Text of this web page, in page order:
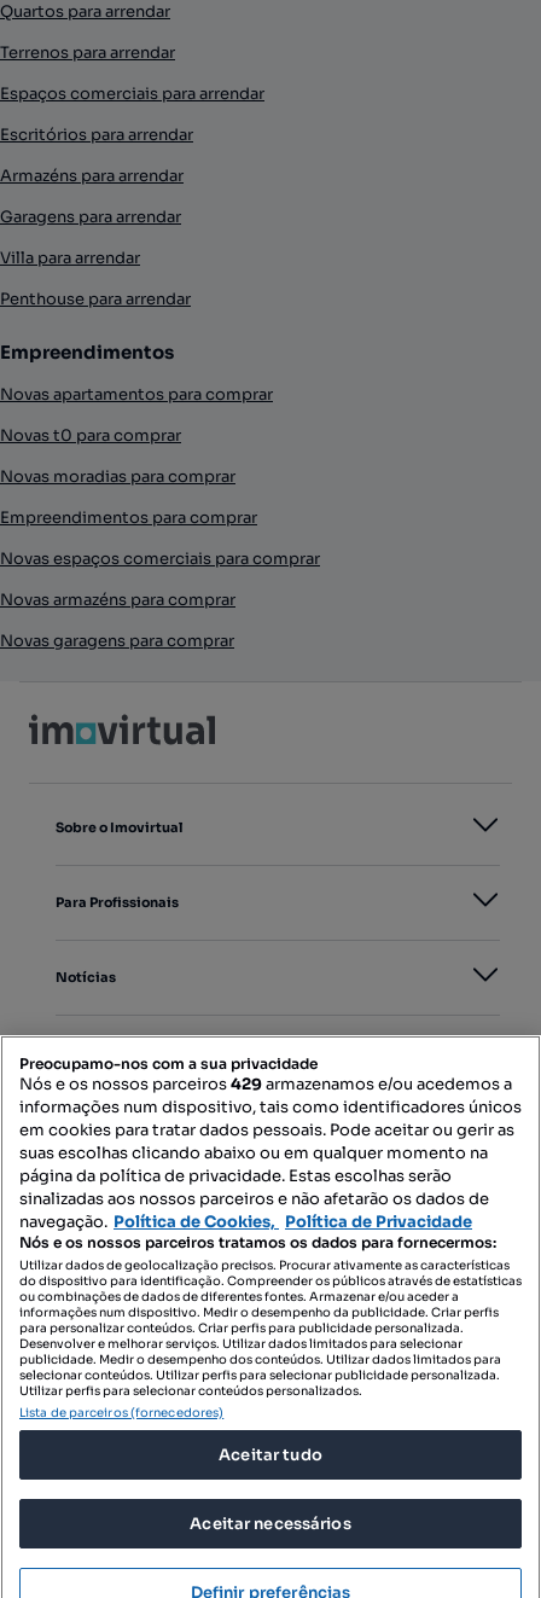
Quartos para arrendar
Terrenos para arrendar
Espaços comerciais para arrendar
Escritórios para arrendar
Armazéns para arrendar
Garagens para arrendar
Villa para arrendar
Penthouse para arrendar
Empreendimentos
Novas apartamentos para comprar
Novas t0 para comprar
Novas moradias para comprar
Empreendimentos para comprar
Novas espaços comerciais para comprar
Novas armazéns para comprar
Novas garagens para comprar
Sobre o Imovirtual
Para Profissionais
Notícias
Mapa do Site
Contacte-nos
SIGA-NOS:
DESCARREGAR NA:
© 2026 Imovirtual.com, OLX Portugal, S.A.
TERMOS DE UTILIZAÇÃO
POLÍTICA DE PRIVACIDADE
Preocupamo-nos com a sua privacidade
Nós e os nossos parceiros429armazenamos e/ou acedemos a
informações num dispositivo, tais como identificadores únicos
em cookies para tratar dados pessoais. Pode aceitar ou gerir as
suas escolhas clicando abaixo ou em qualquer momento na
página da política de privacidade. Estas escolhas serão
sinalizadas aos nossos parceiros e não afetarão os dados de
navegação. Política de Cookies, Política de Privacidade
Nós e os nossos parceiros tratamos os dados para fornecermos:
Utilizar dados de geolocalização precisos. Procurar ativamente as características
do dispositivo para identificação. Compreender os públicos através de estatísticas
ou combinações de dados de diferentes fontes. Armazenar e/ou aceder a
informações num dispositivo. Medir o desempenho da publicidade. Criar perfis
para personalizar conteúdos. Criar perfis para publicidade personalizada.
Desenvolver e melhorar serviços. Utilizar dados limitados para selecionar
publicidade. Medir o desempenho dos conteúdos. Utilizar dados limitados para
selecionar conteúdos. Utilizar perfis para selecionar publicidade personalizada.
Utilizar perfis para selecionar conteúdos personalizados.
Lista de parceiros (fornecedores)
Aceitar tudo
Aceitar necessários
Definir preferências